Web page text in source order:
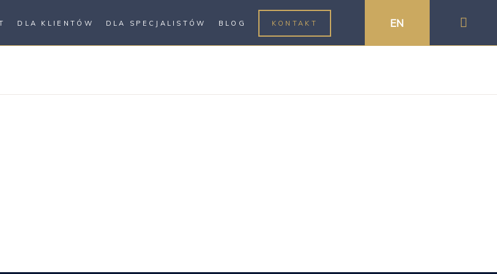
DLA KLIENTÓW DLA SPECJALISTÓW BLOG KONTAKT EN